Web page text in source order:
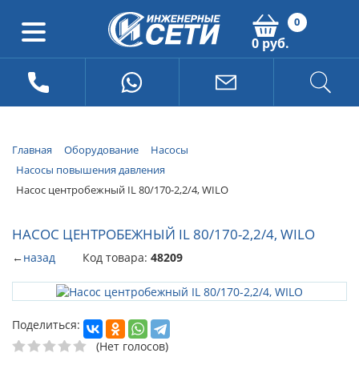
0
0 руб.
Главная Оборудование
Насосы
Насосы повышения давления
Насос центробежный IL 80/170-2,2/4, WILO
НАСОС ЦЕНТРОБЕЖНЫЙ IL 80/170-2,2/4, WILO
←назад Код товара: 48209
Поделиться:
(Нет голосов)